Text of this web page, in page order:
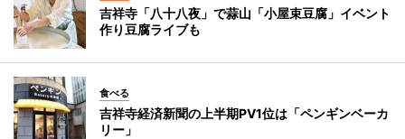
吉祥寺「八十八夜」で蒜山「小屋束豆腐」イベント
作り豆腐ライブも
食べる
吉祥寺経済新聞の上半期PV1位は「ペンギンベーカ
リー」